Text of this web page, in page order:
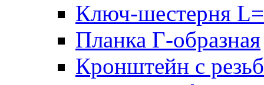
Ключ-шестерня
Планка Г-образная
Кронштейн с